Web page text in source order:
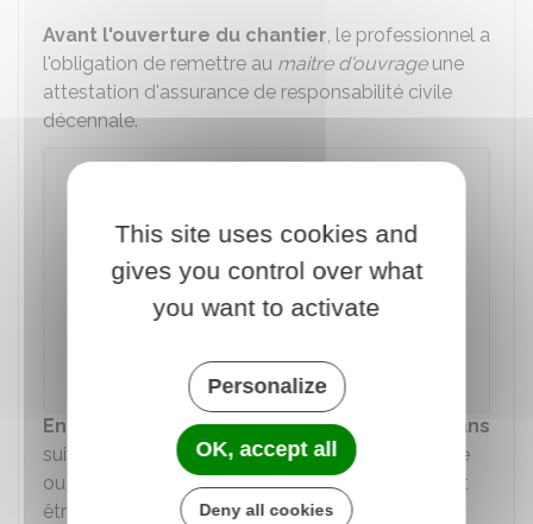
Avant l'ouverture du chantier, le professionnel a
l'obligation de remettre au maitre d'ouvrage une
attestation d'assurance de responsabilité civile
décennale.
individuel)
Accéder au Modèle de document
(Dila) - Premier ministre
En cas de vente d'un logementdans les
10 ans
suivant sa construction, la mention de l'existence
ou de l'absence des assurances obligatoires doit
être annexée au contrat de vente.
This site uses cookies and
gives you control over what
you want to activate
Personalize
OK, accept all
Deny all cookies